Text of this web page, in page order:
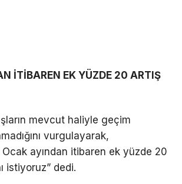
İTİBAREN EK YÜZDE 20 ARTIŞ
mevcut haliyle geçim
vurgulayarak,
Ocak ayından itibaren ek yüzde 20
istiyoruz” dedi.